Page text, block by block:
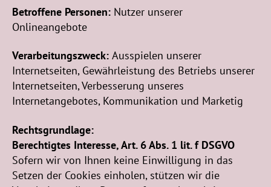
Betroffene Personen: Nutzer unserer
Onlineangebote
Verarbeitungszweck: Ausspielen unserer
Internetseiten, Gewährleistung des Betriebs unserer
Internetseiten, Verbesserung unseres
Internetangebotes, Kommunikation und Marketig
Rechtsgrundlage:
Berechtigtes Interesse, Art. 6 Abs. 1 lit. f DSGVO
Sofern wir von Ihnen keine Einwilligung in das
Setzen der Cookies einholen, stützen wir die